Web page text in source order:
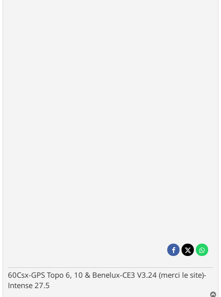
60Csx-GPS Topo 6, 10 & Benelux-CE3 V3.24 (merci le site)-
Intense 27.5